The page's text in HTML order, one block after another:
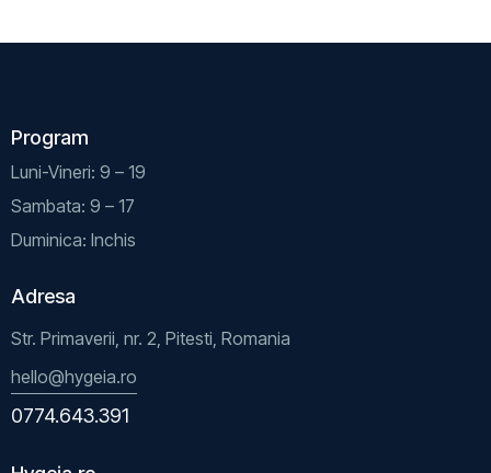
Program
Luni-Vineri: 9 – 19
Sambata: 9 – 17
Duminica: Inchis
Adresa
Str. Primaverii, nr. 2, Pitesti, Romania
hello@hygeia.ro
0774.643.391